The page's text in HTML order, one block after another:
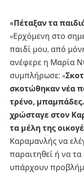
«Πέταξαν τα
«Ερχόμενη στο
παιδί μου, από
ανέφερε η Μαρία
συμπλήρωσε: «
σκοτώθηκαν νέα
τρένο, μπαμπάδες.
χρώσταγε στον
τα μέλη της
Καραμανλής να
παραιτηθεί ή να τα
υπάρχουν